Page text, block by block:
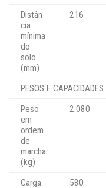
Distân
cia
mínima
do
solo
(mm)
216
PESOS E CAPACIDADES
Peso
em
ordem
de
marcha
(kg)
2.080
Carga
580